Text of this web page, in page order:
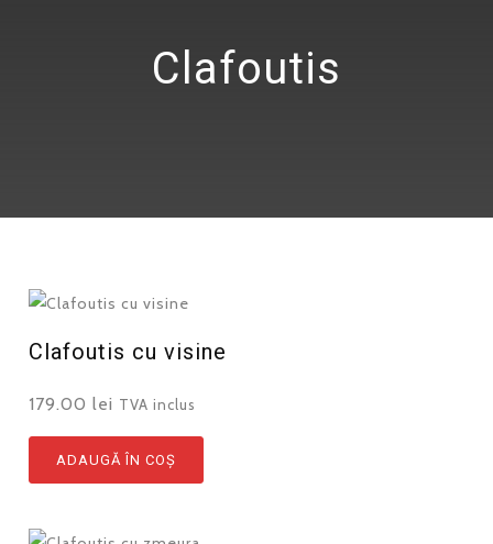
Clafoutis
Clafoutis cu visine
179.00lei TVA inclus
ADAUGĂ ÎN COȘ